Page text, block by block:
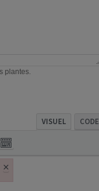
plantes.
VISUEL CODE
×